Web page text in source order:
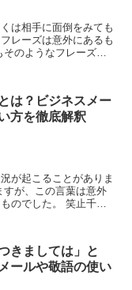
は相手に面倒をみても
レーズは意外にあるも
のようなフレーズの1
は？ビジネスメー
方を徹底解釈
が起こることがありま
が、この言葉は意外
のでした。 笑止千万
きましては」と
ールや敬語の使い